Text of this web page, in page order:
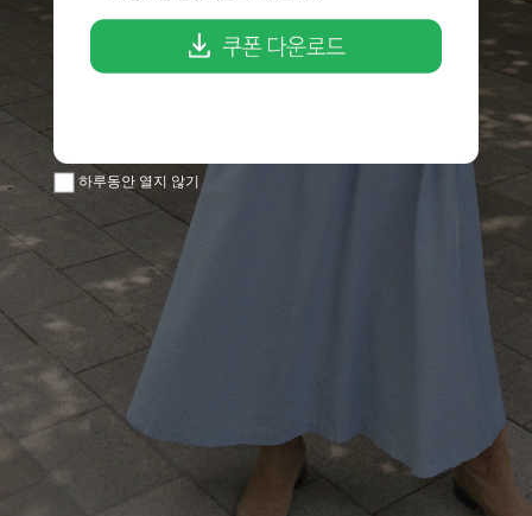
하루동안 열지 않기